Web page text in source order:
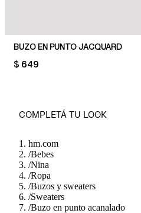
BUZO EN PUNTO JACQUARD
PRICE:
$ 649
COMPLETÁ TU LOOK
hm.com
/Bebes
/Nina
/Ropa
/Buzos y sweaters
/Sweaters
/Buzo en punto acanalado